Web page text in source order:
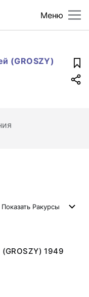
Меню
(GROSZY)
Показать Ракурсы
1949